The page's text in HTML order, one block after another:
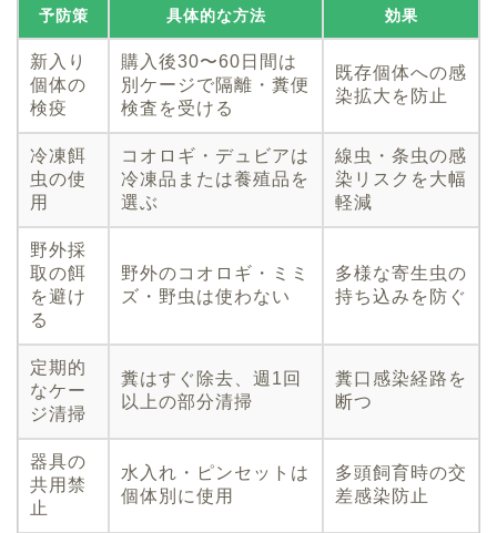
予防策 具体的な方法 効果
新入り
個体の
検疫
購入後30〜60日間は
別ケージで隔離・糞便
検査を受ける
既存個体への感
染拡大を防止
冷凍餌
虫の使
用
コオロギ・デュビアは
冷凍品または養殖品を
選ぶ
線虫・条虫の感
染リスクを大幅
軽減
野外採
取の餌
を避け
る
野外のコオロギ・ミミ
ズ・野虫は使わない
多様な寄生虫の
持ち込みを防ぐ
定期的
なケー
ジ清掃
糞はすぐ除去、週1回
以上の部分清掃
糞口感染経路を
断つ
器具の
共用禁
止
水入れ・ピンセットは
個体別に使用
多頭飼育時の交
差感染防止